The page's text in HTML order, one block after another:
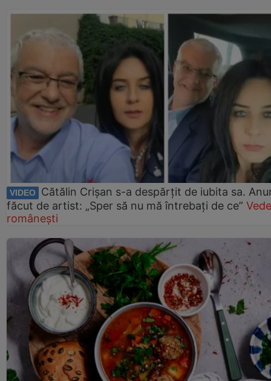
VIDEO
Cătălin Crișan s-a despărțit de iubita sa.
făcut de artist: „Sper să nu mă întrebați de ce”
românești